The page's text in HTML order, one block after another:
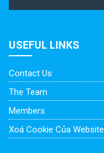
USEFUL LINKS
Contact Us
The Team
Members
Xoá Cookie Của Website